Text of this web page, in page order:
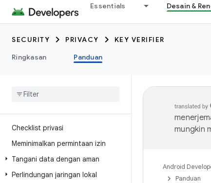
Essentials Desain &
SECURITY PRIVACY
KEY VERIFIER
Ringkasan
Panduan
Checklist privasi
Meminimalkan permintaan izin
Tangani data dengan aman
Perlindungan jaringan lokal
mungkin
Android
Panduan